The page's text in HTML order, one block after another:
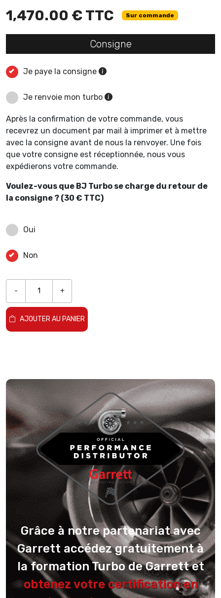
1,470.00 € TTC Sur commande
Consigne
Je paye la consigne
Je renvoie mon turbo
Après la confirmation de votre commande, vous
recevrez un document par mail à imprimer et à mettre
avec la consigne avant de nous la renvoyer. Une fois
que votre consigne est réceptionnée, nous vous
expédierons votre commande.
Voulez-vous que BJ Turbo se charge du retour de
la consigne ? (30 € TTC)
Oui
Non
- +
AJOUTER AU PANIER
Grâce à notre partenariat avec
Garrett accédez gratuitement à
la formation Turbo de Garrett et
obtenez votre certification en